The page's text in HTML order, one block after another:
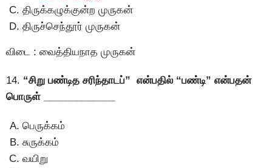
திருக்கழுக்குன்ற முருகன்
திருச்செந்தூர் முருகன்
விடை : வைத்தியநாத முருகன்
14. “சிறு பண்டித சரிந்தாடப்” என்பதில் “பண்டி” என்பதன்
பொருள் _____________
பெருக்கம்
சுருக்கம்
வயிறு